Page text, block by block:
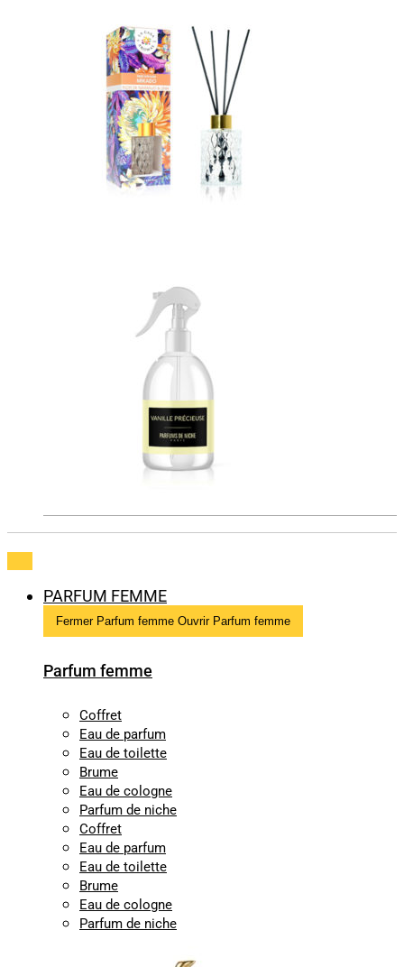
PARFUM FEMME
Fermer Parfum femme Ouvrir Parfum femme
Parfum femme
Coffret
Eau de parfum
Eau de toilette
Brume
Eau de cologne
Parfum de niche
Coffret
Eau de parfum
Eau de toilette
Brume
Eau de cologne
Parfum de niche